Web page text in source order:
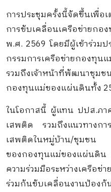
การประชุมครั้งนี้จัดขึ้นเพื่อ
การขับเคลื่อนเครือข่ายก
พ.ศ. 2569 โดยมีผู้เข้าร่วม
กรรมการเครือข่ายกองทุน
รวมถึงเจ้าหน้าที่พัฒนาชุม
กองทุนแม่ของแผ่นดินทั้ง
ในโอกาสนี้ ผู้แทน ปปส.ภา
เสพติด รวมถึงแนวทางก
เสพติดในหมู่บ้าน/ชุมชน
ของกองทุนแม่ของแผ่นดิน
ความร่วมมือระหว่างเครือ
ร่วมกันขับเคลื่อนงานป้องกั